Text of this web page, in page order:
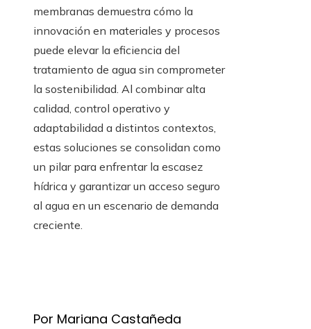
membranas demuestra cómo la
innovación en materiales y procesos
puede elevar la eficiencia del
tratamiento de agua sin comprometer
la sostenibilidad. Al combinar alta
calidad, control operativo y
adaptabilidad a distintos contextos,
estas soluciones se consolidan como
un pilar para enfrentar la escasez
hídrica y garantizar un acceso seguro
al agua en un escenario de demanda
creciente.
Por Mariana Castañeda